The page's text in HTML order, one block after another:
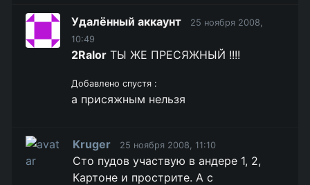
Удалённый аккаунт
25 ноября 2008,
10:49
2Ralor ТЫ ЖЕ ПРЕСЯЖНЫЙ !!!!
Добавлено спустя :
а присяжным нельзя
Kruger 25 ноября 2008, 11:10
Сто пудов участвую в андере 1, 2,
Картоне и прострите. А с